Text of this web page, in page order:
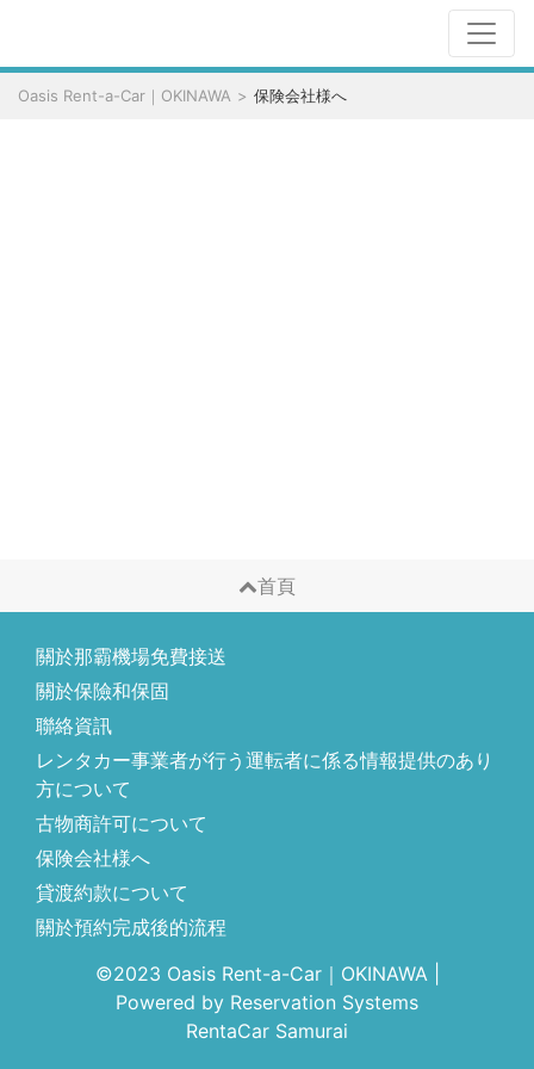
Oasis Rent-a-Car｜OKINAWA 保険会社様へ
首頁
關於那霸機場免費接送
關於保險和保固
聯絡資訊
レンタカー事業者が行う運転者に係る情報提供のあり
方について
古物商許可について
保険会社様へ
貸渡約款について
關於預約完成後的流程
©2023 Oasis Rent-a-Car｜OKINAWA|
Powered by Reservation Systems
RentaCar Samurai